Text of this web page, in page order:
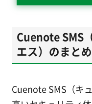
Cuenote SMS
エス）のまとめ
Cuenote SMS（キ